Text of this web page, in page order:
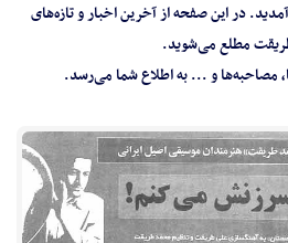
در این صفحه از آخرین اخبار و تازه‌های
مطلع می‌شوید.
مصاحبه‌ها و ... به اطلاع شما می‌رسد.